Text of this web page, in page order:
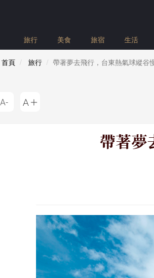
旅行 美食 旅宿 生活
首頁 旅行 帶著夢去飛行，台東熱氣球縱谷
帶著夢